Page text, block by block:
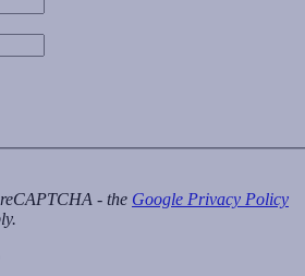
- the Google Privacy Policy